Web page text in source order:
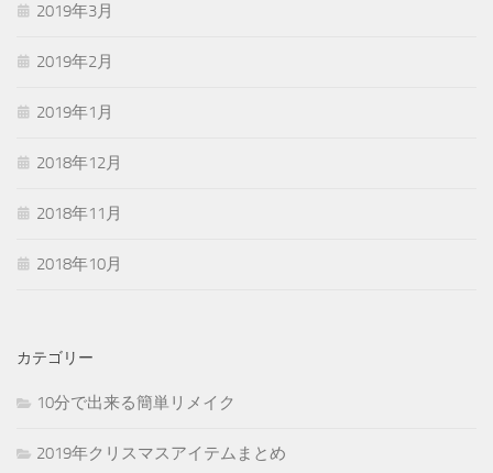
2019年3月
2019年2月
2019年1月
2018年12月
2018年11月
2018年10月
カテゴリー
10分で出来る簡単リメイク
2019年クリスマスアイテムまとめ